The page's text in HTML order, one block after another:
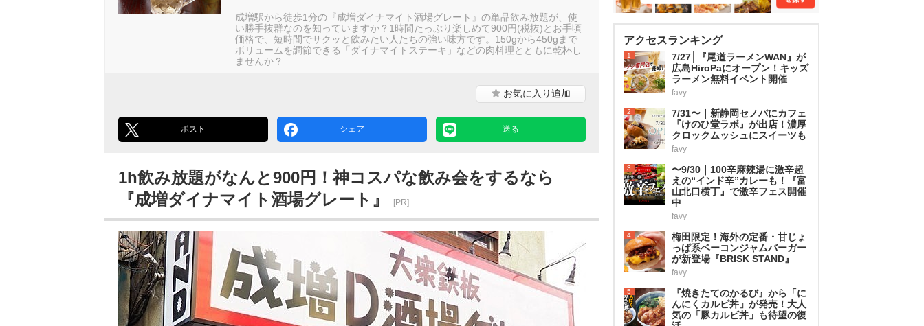
成増駅から徒歩1分の『成増ダイナマイト酒場グレート』の単品飲み放題が、使
い勝手抜群なのを知っていますか？1時間たっぷり楽しめて900円(税抜)とお手頃
価格で、短時間でサクッと飲みたい人たちの強い味方です。150gから450gまで
ボリュームを調節できる「ダイナマイトステーキ」などの肉料理とともに乾杯し
ませんか？
お気に入り追加
ポスト シェア 送る
1h飲み放題がなんと900円！神コスパな飲み会をするなら
『成増ダイナマイト酒場グレート』
[PR]
アクセスランキング
1
7/27│『尾道ラーメンWAN』が
広島HiroPaにオープン！キッズ
ラーメン無料イベント開催
favy
2
7/31〜｜新静岡セノバにカフェ
『けのひ堂ラボ』が出店！濃厚
クロックムッシュにスイーツも
favy
3
〜9/30｜100辛麻辣湯に激辛超
えの“インド辛”カレーも！『富
山北口横丁』で激辛フェス開催
中
favy
4
梅田限定！海外の定番・甘じょ
っぱ系ベーコンジャムバーガー
が新登場『BRISK STAND』
favy
5
『焼きたてのかるび』から「に
んにくカルビ丼」が発売！大人
気の「豚カルビ丼」も待望の復